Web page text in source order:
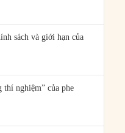
sách và giới hạn của
thí nghiệm” của phe